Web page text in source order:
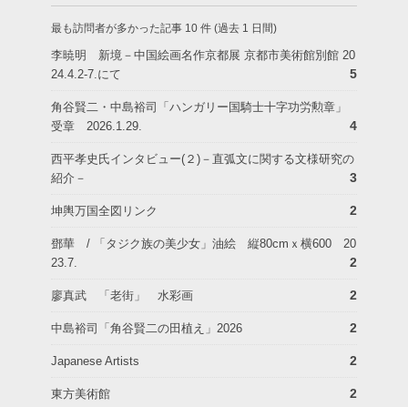
最も訪問者が多かった記事 10 件 (過去 1 日間)
李暁明 新境－中国絵画名作京都展 京都市美術館別館 20
24.4.2-7.にて
5
角谷賢二・中島裕司「ハンガリー国騎士十字功労勲章」
受章 2026.1.29.
4
西平孝史氏インタビュー(２)－直弧文に関する文様研究の
紹介－
3
坤輿万国全図リンク 2
鄧華 / 「タジク族の美少女」油絵 縦80cmｘ横600 20
23.7.
2
廖真武 「老街」 水彩画 2
中島裕司「角谷賢二の田植え」2026 2
Japanese Artists 2
東方美術館 2